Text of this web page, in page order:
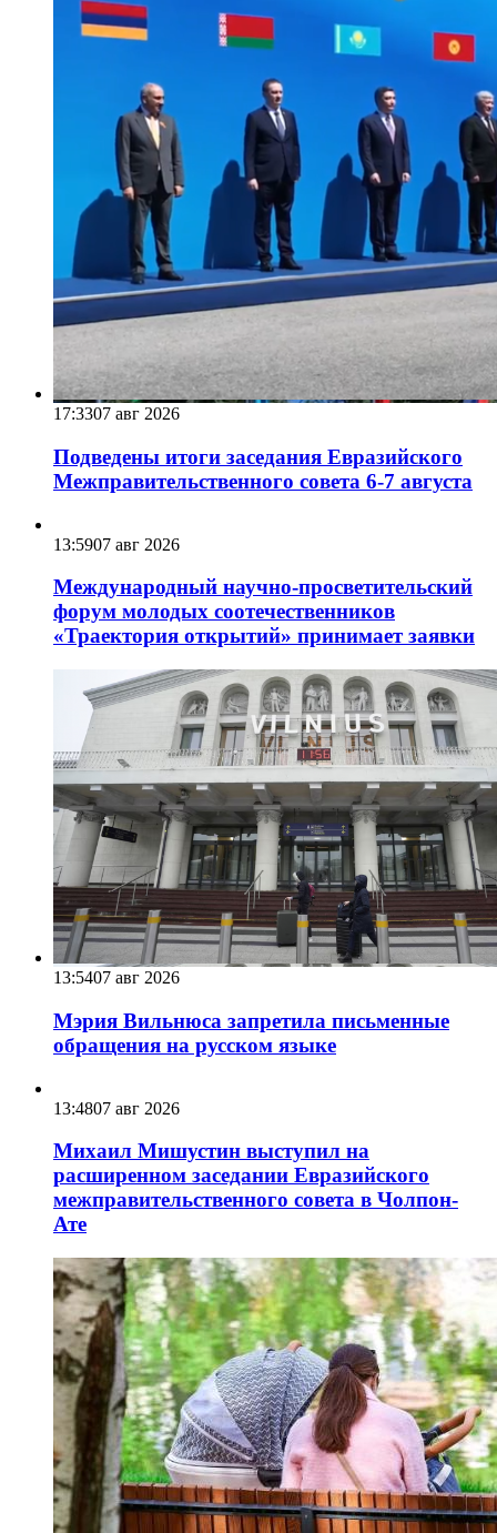
17:3307 авг 2026
Подведены итоги заседания Евразийского
Межправительственного совета 6-7 августа
13:5907 авг 2026
Международный научно-просветительский
форум молодых соотечественников
«Траектория открытий» принимает заявки
13:5407 авг 2026
Мэрия Вильнюса запретила письменные
обращения на русском языке
13:4807 авг 2026
Михаил Мишустин выступил на
расширенном заседании Евразийского
межправительственного совета в Чолпон-
Ате